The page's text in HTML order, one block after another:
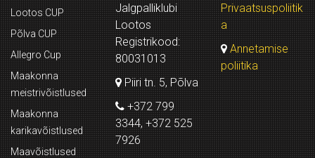
Lootos CUP
Põlva CUP
Allegro Cup
Maakonna
meistrivõistlused
Maakonna
karikavõistlused
Maavõistlused
Jalgpalliklubi
Lootos
Registrikood:
80031013
Piiri tn. 5, Põlva
+372 799
3344, +372 525
7926
Privaatsuspoliitik
a
Annetamise
poliitika